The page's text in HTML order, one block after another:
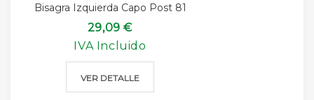
Bisagra Izquierda Capo Post 81
29,09 €
IVA Incluido
VER DETALLE